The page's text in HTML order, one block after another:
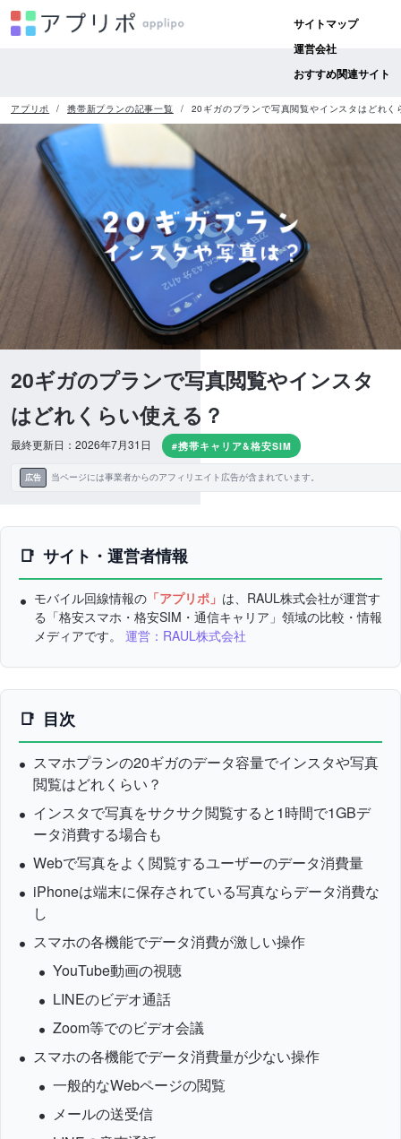
サイトマップ
運営会社
おすすめ関連サイト
アプリポ 携帯新プランの記事一覧 20ギガのプランで写真閲覧やインスタはどれく
20ギガのプランで写真閲覧やインスタ
はどれくらい使える？
最終更新日：2026年7月31日 #携帯キャリア&格安SIM
広告 当ページには事業者からのアフィリエイト広告が含まれています。
サイト・運営者情報
モバイル回線情報の 「アプリポ」 は、RAUL株式会社が運営す
る「格安スマホ・格安SIM・通信キャリア」領域の比較・情報
メディアです。 運営：RAUL株式会社
目次
スマホプランの20ギガのデータ容量でインスタや写真
閲覧はどれくらい？
インスタで写真をサクサク閲覧すると1時間で1GBデ
ータ消費する場合も
Webで写真をよく閲覧するユーザーのデータ消費量
iPhoneは端末に保存されている写真ならデータ消費な
し
スマホの各機能でデータ消費が激しい操作
YouTube動画の視聴
LINEのビデオ通話
Zoom等でのビデオ会議
スマホの各機能でデータ消費量が少ない操作
一般的なWebページの閲覧
メールの送受信